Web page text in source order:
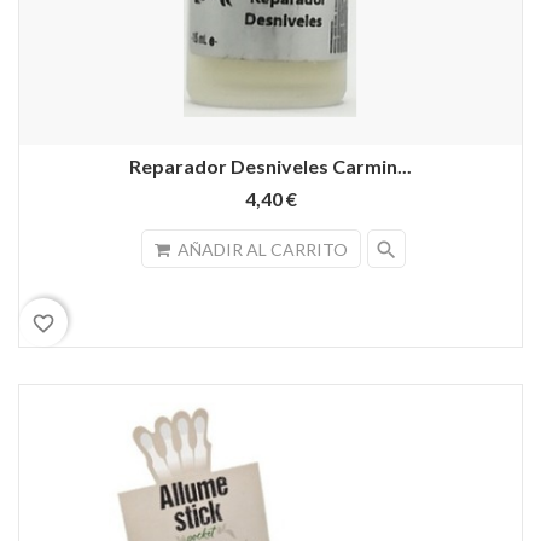
Reparador Desniveles Carmin...
4,40 €
AÑADIR AL CARRITO search
favorite_border